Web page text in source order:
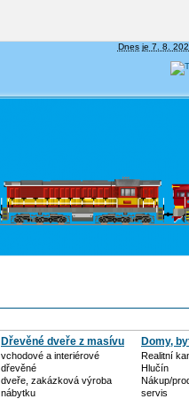
Dnes je 7. 8.
Dřevěné dveře z masívu
vchodové a interiérové
dřevěné
dveře, zakázková výroba
nábytku
Domy,
Realitní
Hlučín
Nákup/
servis